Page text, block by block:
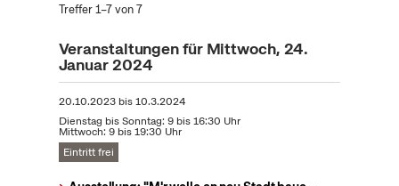
Treffer 1–7 von 7
Veranstaltungen für Mittwoch, 24.
Januar 2024
20.10.2023bis10.3.2024
Dienstag bis Sonntag: 9 bis 16:30 Uhr
Mittwoch: 9 bis 19:30 Uhr
Eintritt frei